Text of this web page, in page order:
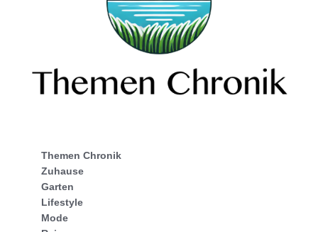
Themen Chronik
Zuhause
Garten
Lifestyle
Mode